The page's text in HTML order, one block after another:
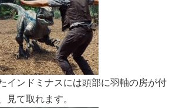
インドミナスには頭部に羽軸の房が付
見て取れます。